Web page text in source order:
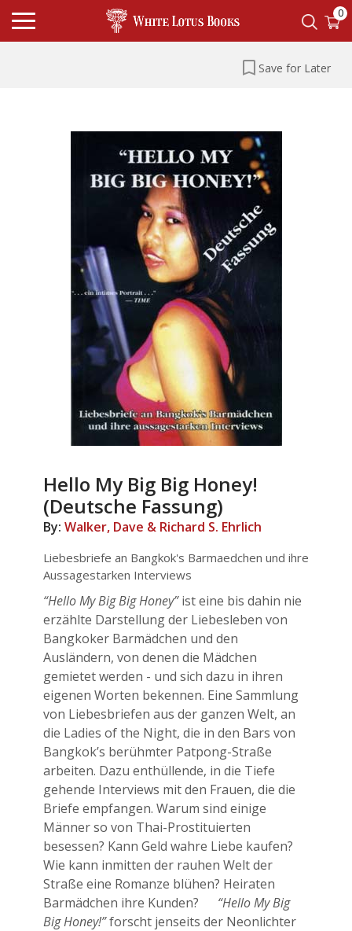
0
Save for Later
Hello My Big Big Honey!
(Deutsche Fassung)
By: Walker, Dave & Richard S. Ehrlich
Liebesbriefe an Bangkok's Barmaedchen und ihre
Aussagestarken Interviews
“Hello My Big Big Honey”ist eine bis dahin nie
erzählte Darstellung der Liebesleben von
Bangkoker Barmädchen und den
Ausländern, von denen die Mädchen
gemietet werden - und sich dazu in ihren
eigenen Worten bekennen. Eine Sammlung
von Liebesbriefen aus der ganzen Welt, an
die Ladies of the Night, die in den Bars von
Bangkok’s berühmter Patpong-Straße
arbeiten. Dazu enthüllende, in die Tiefe
gehende Interviews mit den Frauen, die die
Briefe empfangen. Warum sind einige
Männer so von Thai-Prostituierten
besessen? Kann Geld wahre Liebe kaufen?
Wie kann inmitten der rauhen Welt der
Straße eine Romanze blühen? Heiraten
Barmädchen ihre Kunden? “Hello My Big
Big Honey!”forscht jenseits der Neonlichter